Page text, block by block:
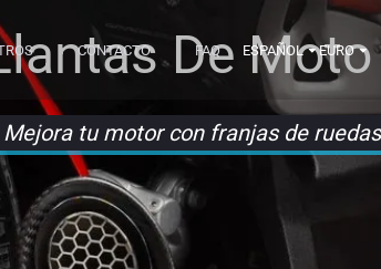
CONTACTO FAQ ESPAÑOL EURO
De Moto
Mejora tu motor con franjas de